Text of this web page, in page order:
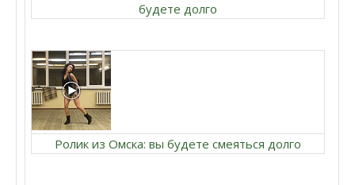
будете долго
Ролик из Омска: вы будете смеяться долго